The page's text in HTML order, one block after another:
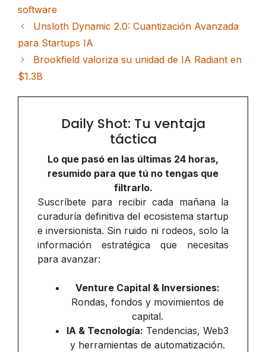
software
Unsloth Dynamic 2.0: Cuantización Avanzada
para Startups IA
Brookfield valoriza su unidad de IA Radiant en
$1.3B
Daily Shot: Tu ventaja
táctica
Lo que pasó en las últimas 24 horas,
resumido para que tú no tengas que
filtrarlo.
Suscríbete para recibir cada mañana la
curaduría definitiva del ecosistema startup
e inversionista. Sin ruido ni rodeos, solo la
información estratégica que necesitas
para avanzar:
Venture Capital & Inversiones:
Rondas, fondos y movimientos de
capital.
IA & Tecnología: Tendencias, Web3
y herramientas de automatización.